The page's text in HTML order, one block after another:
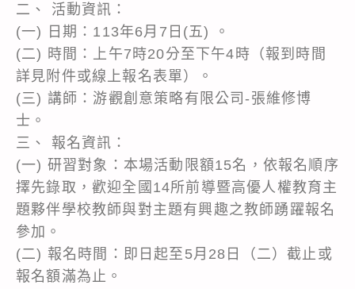
二、 活動資訊：
(一) 日期：113年6月7日(五) 。
(二) 時間：上午7時20分至下午4時（報到時間
詳見附件或線上報名表單）。
(三) 講師：游觀創意策略有限公司-張維修博
士。
三、 報名資訊：
(一) 研習對象：本場活動限額15名，依報名順序
擇先錄取，歡迎全國14所前導暨高優人權教育主
題夥伴學校教師與對主題有興趣之教師踴躍報名
參加。
(二) 報名時間：即日起至5月28日（二）截止或
報名額滿為止。